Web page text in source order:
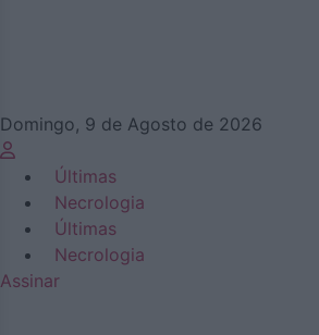
Domingo, 9 de Agosto de 2026
Últimas
Necrologia
Últimas
Necrologia
Assinar